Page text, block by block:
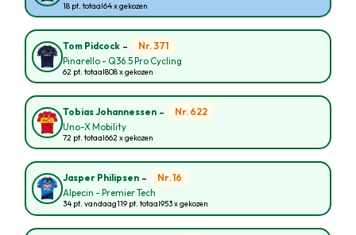
18 pt. totaal64 x gekozen
Tom Pidcock - Nr. 371
Pinarello - Q36.5 Pro Cycling
62 pt. totaal808 x gekozen
Tobias Johannessen - Nr. 622
Uno-X Mobility
72 pt. totaal662 x gekozen
Jasper Philipsen - Nr. 16
Alpecin - Premier Tech
34 pt. vandaag119 pt. totaal953 x gekozen